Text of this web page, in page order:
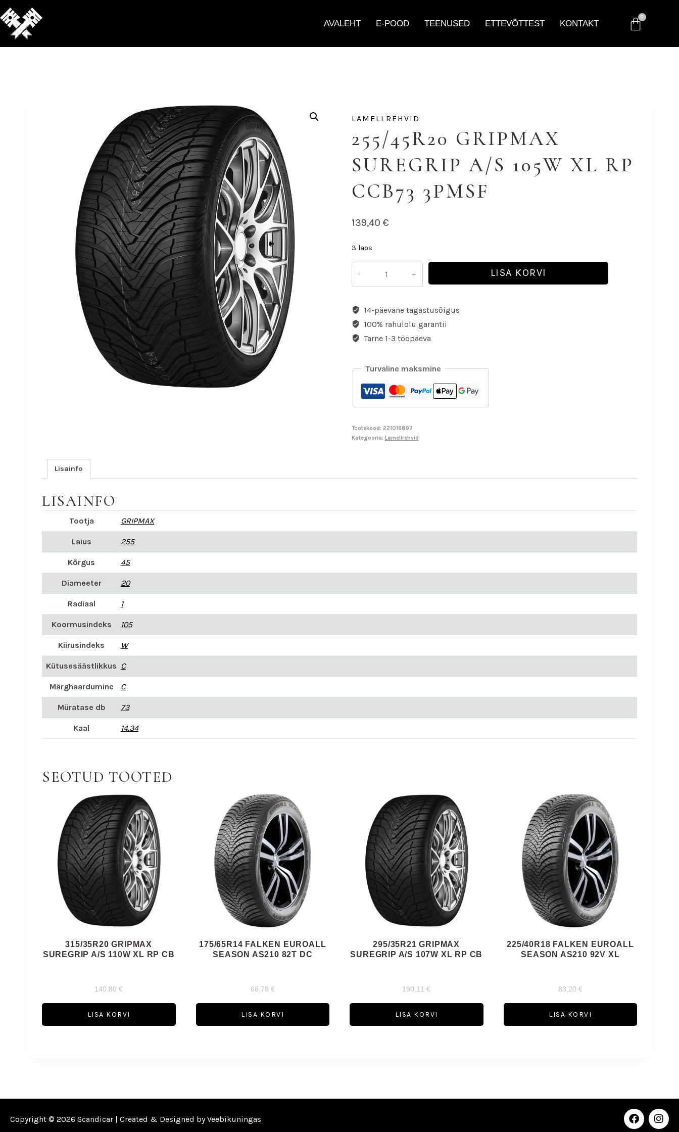
AVALEHT E-POOD TEENUSED ETTEVÕTTEST KONTAKT
LAMELLREHVID
255/45R20 GRIPMAX
SUREGRIP A/S 105W XL RP
CCB73 3PMSF
139,40 €
3 laos
LISA KORVI
14-päevane tagastusõigus
100% rahulolu garantii
Tarne 1-3 tööpäeva
Turvaline maksmine
Tootekood: 221016897
Kategooria: Lamellrehvid
Lisainfo
LISAINFO
Tootja GRIPMAX
Laius 255
Kõrgus 45
Diameeter 20
Radiaal 1
Koormusindeks 105
Kiirusindeks W
Kütusesäästlikkus C
Märghaardumine C
Müratase db 73
Kaal 14.34
SEOTUD TOOTED
315/35R20 GRIPMAX
SUREGRIP A/S 110W XL RP CB
140,80€
LISA KORVI
175/65R14 FALKEN EUROALL
SEASON AS210 82T DC
66,78 €
LISA KORVI
295/35R21 GRIPMAX
SUREGRIP A/S 107W XL RP CB
190,11€
LISA KORVI
225/40R18 FALKEN EUROALL
SEASON AS210 92V XL
83,20 €
LISA KORVI
Copyright © 2026 Scandicar | Created & Designed byVeebikuningas